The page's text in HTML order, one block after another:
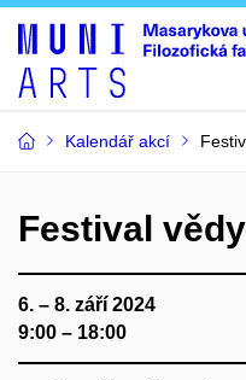
Kalendář akcí
Festival
6. – 8. září 2024
9:00 – 18:00